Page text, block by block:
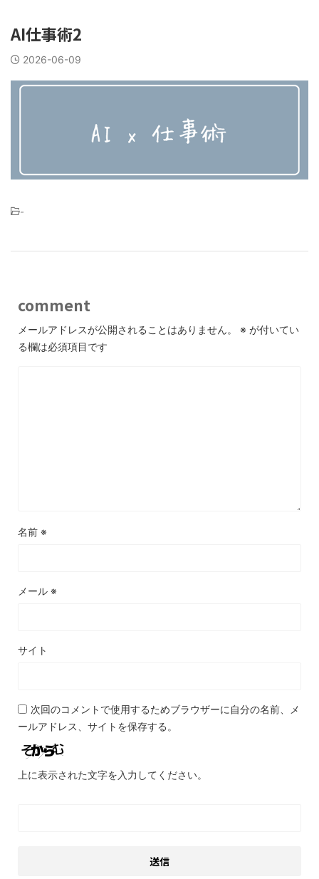
AI仕事術2
2026-06-09
-
comment
メールアドレスが公開されることはありません。 ※ が付いてい
る欄は必須項目です
名前 ※
メール ※
サイト
次回のコメントで使用するためブラウザーに自分の名前、メ
ールアドレス、サイトを保存する。
上に表示された文字を入力してください。